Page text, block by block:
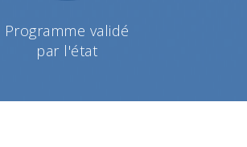
Programme validé
par l'état